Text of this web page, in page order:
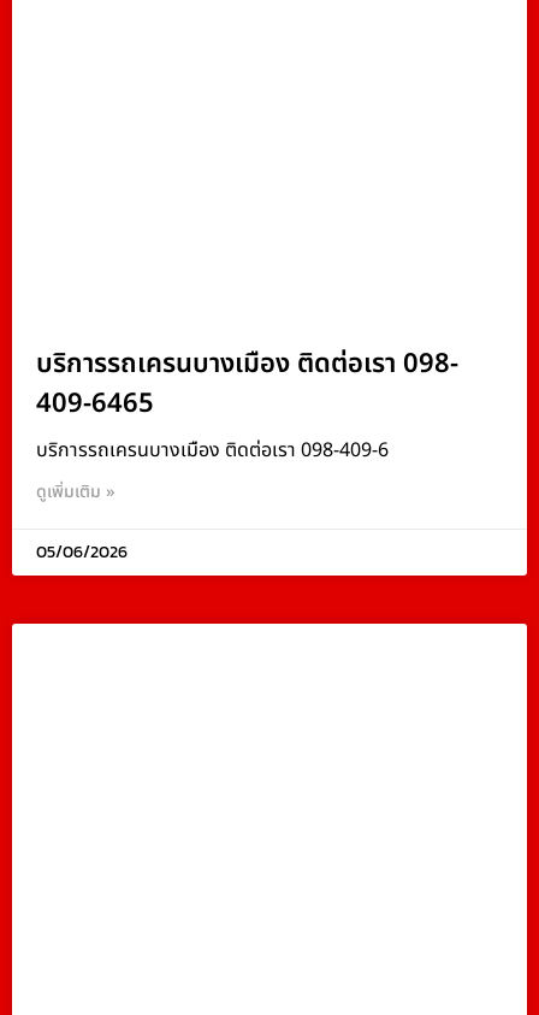
บริการรถเครนบางเมือง ติดต่อเรา 098-
409-6465
บริการรถเครนบางเมือง ติดต่อเรา 098-409-6
ดูเพิ่มเติม »
05/06/2026